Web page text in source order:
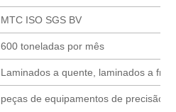
MTC ISO SGS BV
600 toneladas por mês
Laminados a quente, laminados a frio
peças de equipamentos de precisão,